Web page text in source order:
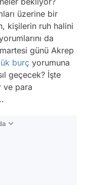
üzerine bir
kişilerin ruh halini
da
günü Akrep
burç yorumuna
geçecek? İşte
ve para